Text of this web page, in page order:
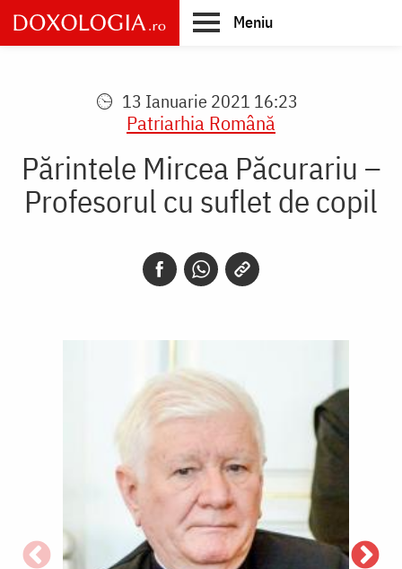
Skip
to
main
Meniu
13 Ianuarie 2021 16:23
Patriarhia Română
Părintele Mircea Păcurariu –
Profesorul cu suflet de copil